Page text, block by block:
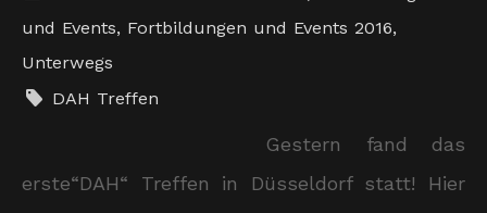
und Events, Fortbildungen und Events 2016,
Unterwegs
DAH Treffen
Gestern fand das
erste“DAH“ Treffen in Düsseldorf statt! Hier